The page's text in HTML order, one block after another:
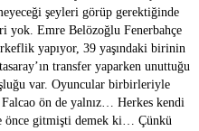
şeyleri görüp gerektiğinde
yok. Emre Belözoğlu Fenerbahçe
yapıyor, 39 yaşındaki birinin
transfer yaparken unuttuğu
var. Oyuncular birbirleriyle
Falcao ön de yalnız… Herkes kendi
önce gitmişti demek ki… Çünkü